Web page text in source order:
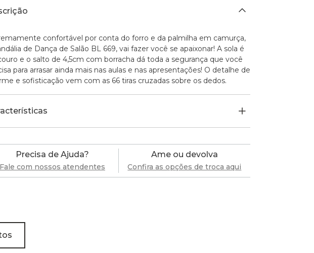
confortável por conta do forro e da palmilha em camurça,
de Dança de Salão BL 669, vai fazer você se apaixonar! A sola é
e o salto de 4,5cm com borracha dá toda a segurança que você
para arrasar ainda mais nas aulas e nas apresentações! O detalhe de
e sofisticação vem com as 66 tiras cruzadas sobre os dedos.
Precisa de Ajuda?
Fale com nossos atendentes
Ame ou devolva
Confira as opções de troca aqui